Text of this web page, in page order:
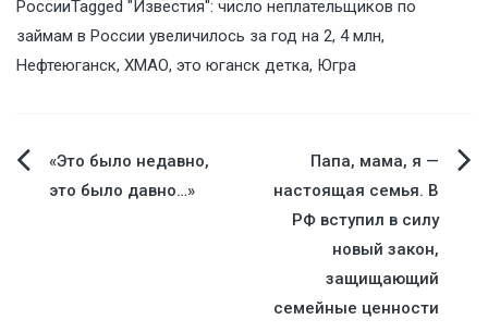
РоссииTagged "Известия": число неплательщиков по
займам в России увеличилось за год на 2, 4 млн,
Нефтеюганск, ХМАО, это юганск детка, Югра
Навигация
«Это было недавно,
это было давно…»
Папа, мама, я —
настоящая семья. В
РФ вступил в силу
новый закон,
защищающий
семейные ценности